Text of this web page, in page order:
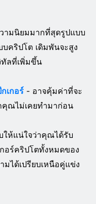
ามนิยมมากที่สุดรูปแบบ
คริปโต เดิมพันจะสูง
ลที่เพิ่มขึ้น
เกอร์ - อาจคุ้มค่าที่จะ
คุณไม่เคยทำมาก่อน
ห้แน่ใจว่าคุณได้รับ
อร์คริปโตทั้งหมดของ
มได้เปรียบเหนือคู่แข่ง